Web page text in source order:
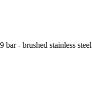
- brushed stainless steel